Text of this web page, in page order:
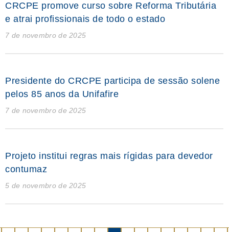
CRCPE promove curso sobre Reforma Tributária
e atrai profissionais de todo o estado
7 de novembro de 2025
Presidente do CRCPE participa de sessão solene
pelos 85 anos da Unifafire
7 de novembro de 2025
Projeto institui regras mais rígidas para devedor
contumaz
5 de novembro de 2025